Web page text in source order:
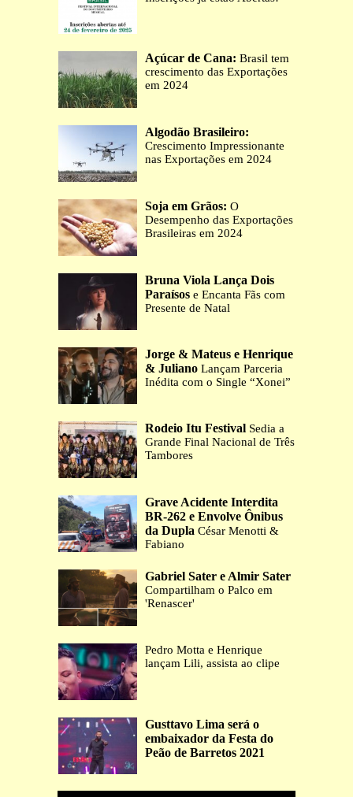
Açúcar de Cana: Brasil tem
crescimento das Exportações
em 2024
Algodão Brasileiro:
Crescimento Impressionante
nas Exportações em 2024
Soja em Grãos: O
Desempenho das Exportações
Brasileiras em 2024
Bruna Viola Lança Dois
Paraísos e Encanta Fãs com
Presente de Natal
Jorge & Mateus e Henrique
& Juliano Lançam Parceria
Inédita com o Single “Xonei”
Rodeio Itu Festival Sedia a
Grande Final Nacional de Três
Tambores
Grave Acidente Interdita
BR-262 e Envolve Ônibus
da Dupla César Menotti &
Fabiano
Gabriel Sater e Almir Sater
Compartilham o Palco em
'Renascer'
Pedro Motta e Henrique
lançam Lili, assista ao clipe
Gusttavo Lima será o
embaixador da Festa do
Peão de Barretos 2021